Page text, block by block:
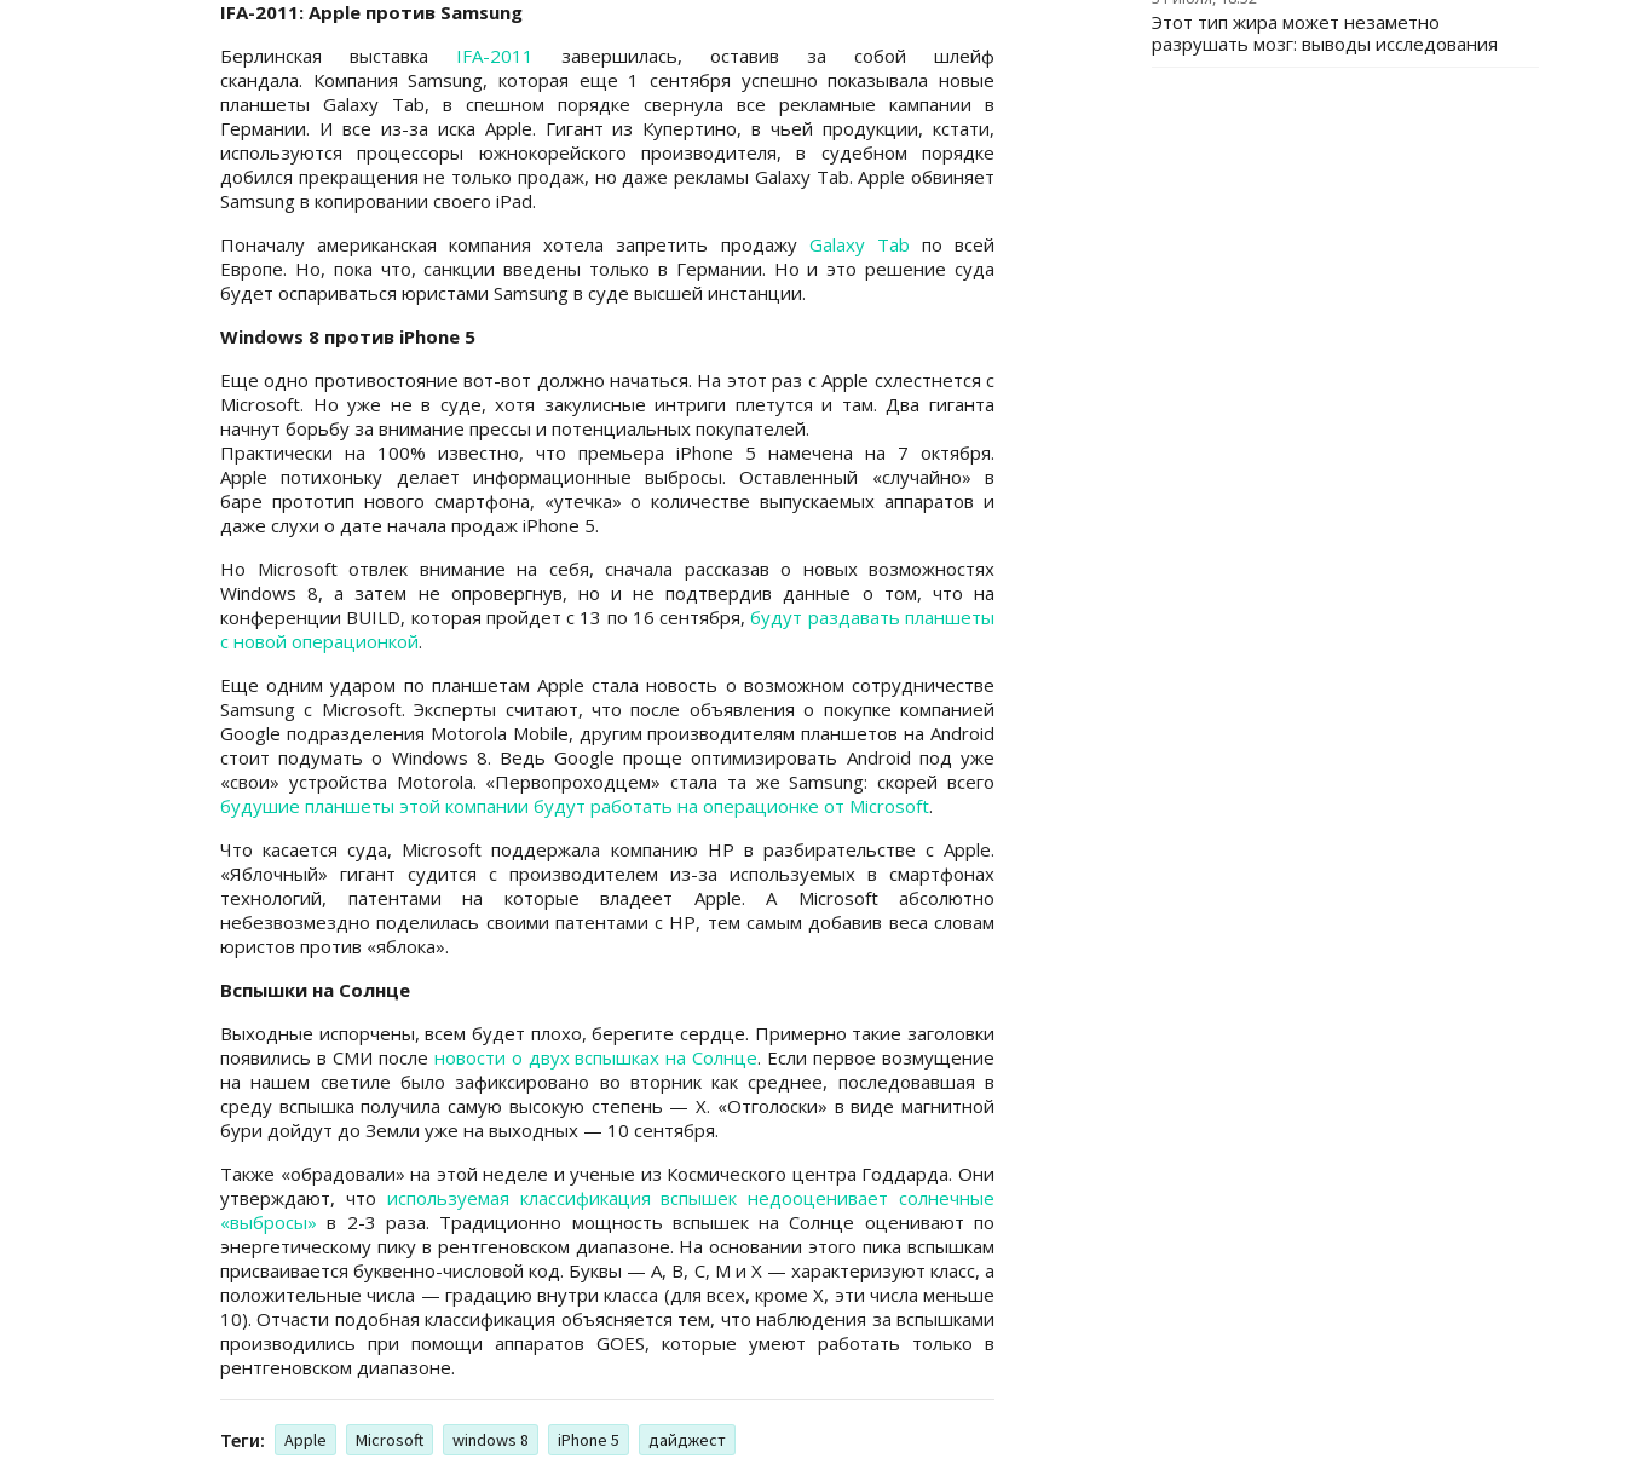
IFA-2011: Apple против Samsung
Берлинская выставка IFA-2011
завершилась, оставив за собой шлейф
скандала. Компания Samsung, которая еще 1 сентября успешно показывала новые
планшеты Galaxy Tab, в спешном порядке свернула все рекламные кампании в
Германии. И все из-за иска Apple. Гигант из Купертино, в чьей продукции, кстати,
используются процессоры южнокорейского производителя, в судебном порядке
добился прекращения не только продаж, но даже рекламы Galaxy Tab. Apple обвиняет
Samsung в копировании своего iPad.
Поначалу американская компания хотела запретить продажу Galaxy Tab по всей
Европе. Но, пока что, санкции введены только в Германии. Но и это решение суда
будет оспариваться юристами Samsung в суде высшей инстанции.
Windows 8 против iPhone 5
Еще одно противостояние вот-вот должно начаться. На этот раз c Apple схлестнется с
Microsoft. Но уже не в суде, хотя закулисные интриги плетутся и там. Два гиганта
начнут борьбу за внимание прессы и потенциальных покупателей.
Практически на 100% известно, что премьера iPhone 5 намечена на 7 октября.
Apple потихоньку делает информационные выбросы. Оставленный «cлучайно» в
баре прототип нового смартфона, «утечка» о количестве выпускаемых аппаратов и
даже слухи о дате начала продаж iPhone 5.
Но Microsoft отвлек внимание на себя, сначала рассказав о новых возможностях
Windows 8, а затем не опровергнув, но и не подтвердив данные о том, что на
конференции BUILD, которая пройдет с 13 по 16 сентября,будут раздавать планшеты
с новой операционкой.
Еще одним ударом по планшетам Apple стала новость о возможном сотрудничестве
Samsung с Microsoft. Эксперты считают, что после объявления о покупке компанией
Google подразделения Motorola Mobile, другим производителям планшетов на Android
стоит подумать о Windows 8. Ведь Google проще оптимизировать Android под уже
«свои» устройства Motorola. «Первопроходцем» стала та же Samsung: скорей всего
будушие планшеты этой компании будут работать на операционке от Microsoft.
Что касается суда, Microsoft поддержала компанию HP в разбирательстве с Apple.
«Яблочный» гигант судится с производителем из-за используемых в смартфонах
технологий, патентами на которые владеет Apple. А Microsoft абсолютно
небезвозмездно поделилась своими патентами с HP, тем самым добавив веса словам
юристов против «яблока».
Вспышки на Солнце
Выходные испорчены, всем будет плохо, берегите сердце. Примерно такие заголовки
появились в СМИ после новости о двух вспышках на Солнце. Если первое возмущение
на нашем светиле было зафиксировано во вторник как среднее, последовавшая в
среду вспышка получила самую высокую степень — Х. «Отголоски» в виде магнитной
бури дойдут до Земли уже на выходных — 10 сентября.
Также «обрадовали» на этой неделе и ученые из Космического центра Годдарда. Они
утверждают, что используемая классификация вспышек недооценивает солнечные
«выбросы» в 2-3 раза. Традиционно мощность вспышек на Солнце оценивают по
энергетическому пику в рентгеновском диапазоне. На основании этого пика вспышкам
присваивается буквенно-числовой код. Буквы — A, B, C, M и X — характеризуют класс, а
положительные числа — градацию внутри класса (для всех, кроме X, эти числа меньше
10). Отчасти подобная классификация объясняется тем, что наблюдения за вспышками
производились при помощи аппаратов GOES, которые умеют работать только в
рентгеновском диапазоне.
Теги: Apple Microsoft windows 8 iPhone 5 дайджест
Этот тип жира может незаметно
разрушать мозг: выводы исследования